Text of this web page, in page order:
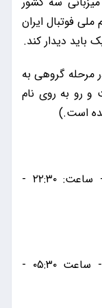
فوتبال ایران
تمامی مسابقات جام جهانی ۲۰۲۶ در مرحله گروهی به
رو به روی نام
است.)
* مکزیک - آفریقای جنوبی (گروه A) - ساعت: ۲۲:۳۰ -
* کره‌جنوبی - جمهوری چک (گروه A) - ساعت ۰۵:۳۰ -